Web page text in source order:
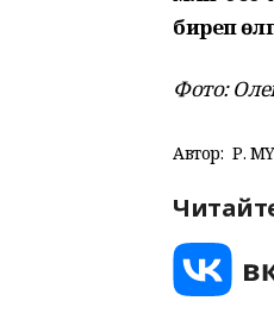
биреп
Фото:
Автор: Р.